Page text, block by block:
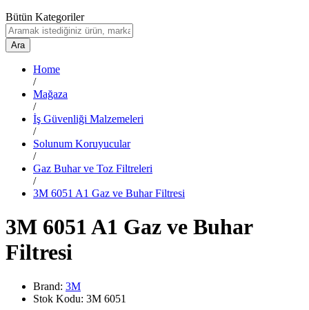
Bütün Kategoriler
Ara
Home
/
Mağaza
/
İş Güvenliği Malzemeleri
/
Solunum Koruyucular
/
Gaz Buhar ve Toz Filtreleri
/
3M 6051 A1 Gaz ve Buhar Filtresi
3M 6051 A1 Gaz ve Buhar
Filtresi
Brand: 3M
Stok Kodu: 3M 6051